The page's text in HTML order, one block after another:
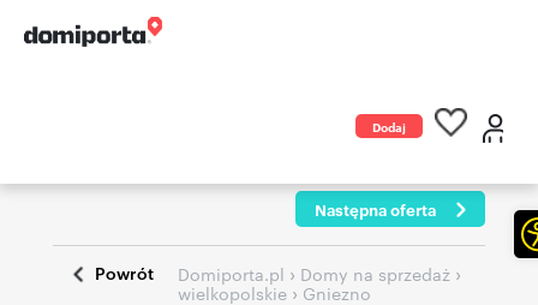
Dodaj
Następna oferta
Powrót Domiporta.pl › Domy na sprzedaż ›
wielkopolskie › Gniezno